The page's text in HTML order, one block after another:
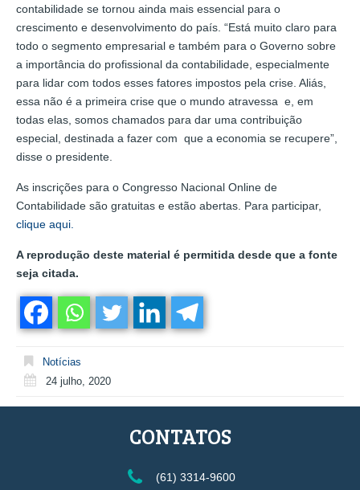
contabilidade se tornou ainda mais essencial para o
crescimento e desenvolvimento do país. “Está muito claro para
todo o segmento empresarial e também para o Governo sobre
a importância do profissional da contabilidade, especialmente
para lidar com todos esses fatores impostos pela crise. Aliás,
essa não é a primeira crise que o mundo atravessa e, em
todas elas, somos chamados para dar uma contribuição
especial, destinada a fazer com que a economia se recupere”,
disse o presidente.
As inscrições para o Congresso Nacional Online de
Contabilidade são gratuitas e estão abertas. Para participar,
clique aqui.
A reprodução deste material é permitida desde que a fonte
seja citada.
Notícias
24 julho, 2020
CONTATOS
(61) 3314-9600